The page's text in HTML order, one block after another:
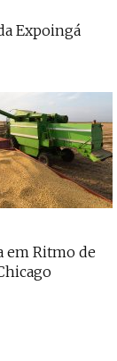
Expoingá
em Ritmo de